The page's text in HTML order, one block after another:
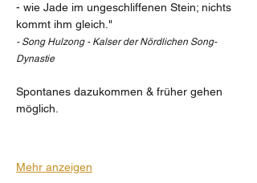
- wie Jade im ungeschliffenen Stein; nichts
kommt ihm gleich."
- Song Hulzong - Kalser der Nördlichen Song-
Dynastie
Spontanes dazukommen & früher gehen
möglich.
Mehr anzeigen